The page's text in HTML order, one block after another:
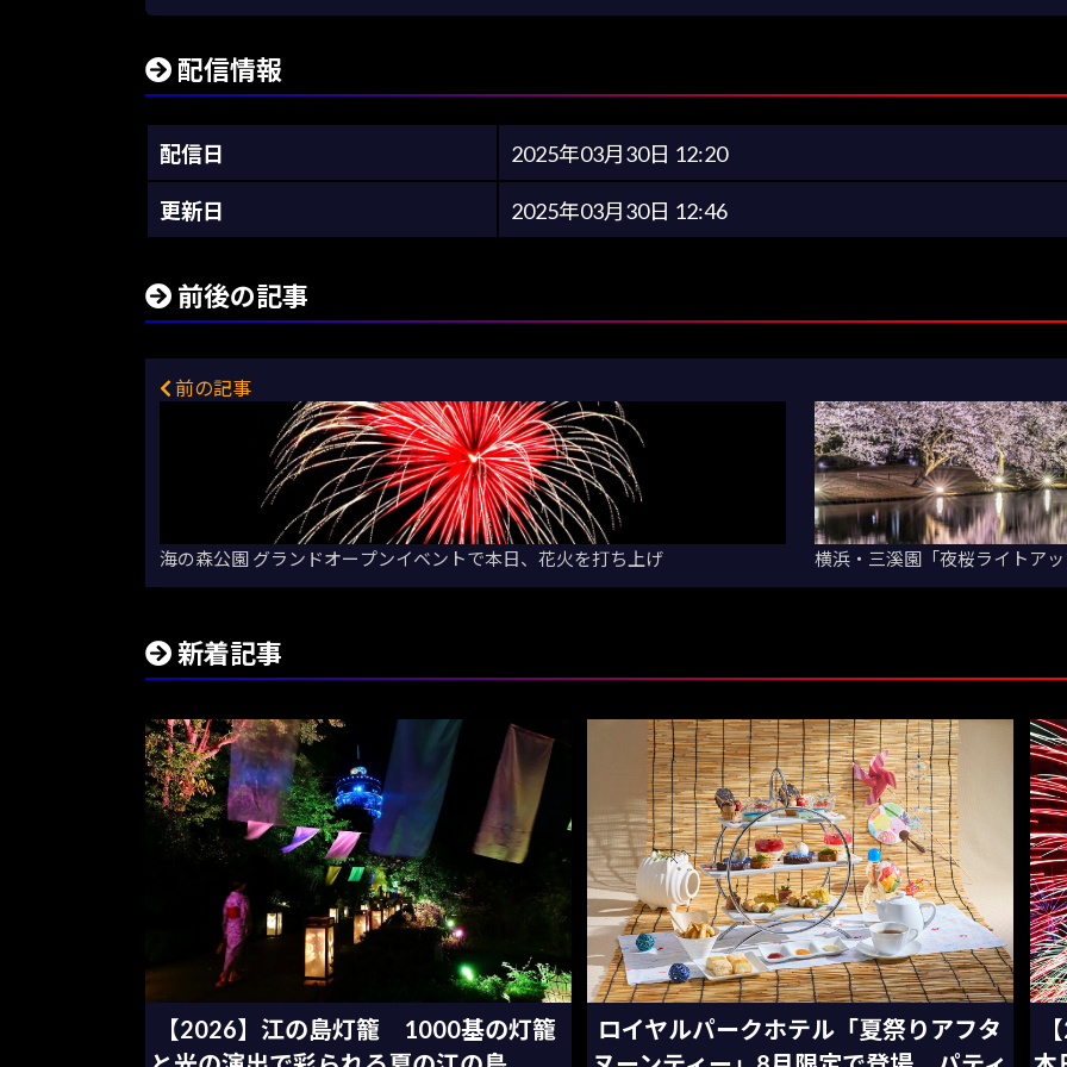
配信情報
配信日 2025年03月30日 12:20
更新日 2025年03月30日 12:46
前後の記事
前の記事
海の森公園 グランドオープンイベントで本日、花火を打ち上げ 横浜・三溪園「夜桜ライトア
新着記事
【2026】江の島灯籠 1000基の灯籠
ロイヤルパークホテル「夏祭りアフタ